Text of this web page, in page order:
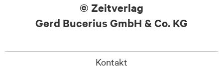
© Zeitverlag
Gerd Bucerius GmbH & Co. KG
Kontakt